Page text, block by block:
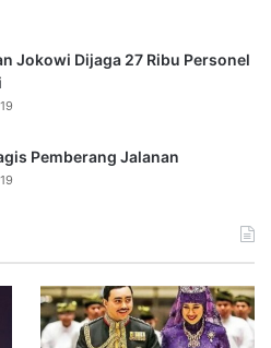
Jokowi Dijaga 27 Ribu Personel
Pemberang Jalanan